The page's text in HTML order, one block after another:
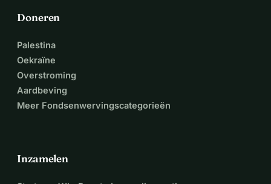
initiële kosten van verzekering en registratie te dekken.
het ondersteunen van deze hardwerkende jonge man op
zijn pad naar een studiebeurs. Bedankt dat je deel uitmaakt
van Noah s reis!
Doneren
Palestina
Oekraïne
Overstroming
Aardbeving
Meer Fondsenwervingscategorieën
Inzamelen